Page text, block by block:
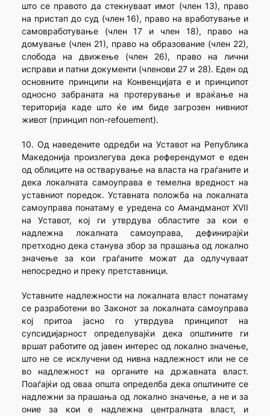
што се правото да стекнуваат имот (член 13), право
на пристап до суд (член 16), право на вработување и
самовработување (член 17 и член 18), право на
домување (член 21), право на образование (член 22),
слобода на движење (член 26), право на лични
исправи и патни документи (членови 27 и 28). Еден од
основните принципи на Конвенцијата е и принципот
односно забраната на протерување и враќање на
територија каде што ќе им биде загрозен нивниот
живот (принцип non-refouement).
10. Од наведените одредби на Уставот на Република
Македонија произлегува дека референдумот е еден
од облиците на остварување на власта на граѓаните и
дека локалната самоуправа е темелна вредност на
уставниот поредок. Уставната положба на локалната
самоуправа понатаму е уредена со Амандманот XVII
на Уставот, кој ги утврдува областите за кои е
надлежна локалната самоуправа, дефинирајќи
претходно дека станува збор за прашања од локално
значење за кои граѓаните можат да одлучуваат
непосредно и преку претставници.
Уставните надлежности на локалната власт понатаму
се разработени во Законот за локалната самоуправа
кој притоа јасно го утврдува принципот на
супсидијарност определувајќи дека општините ги
вршат работите од јавен интерес од локално значење,
што не се исклучени од нивна надлежност или не се
во надлежност на органите на државната власт.
Поаѓајќи од оваа општа определба дека општините се
надлежни за прашања од локално значење, а не и за
оние за кои е надлежна централната власт, и